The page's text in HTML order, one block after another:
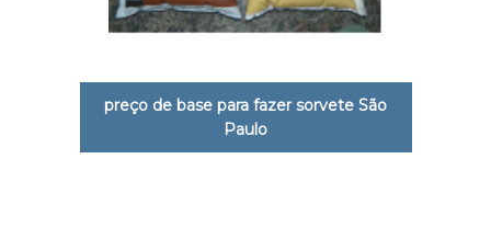
preço de base para fazer sorvete São
Paulo